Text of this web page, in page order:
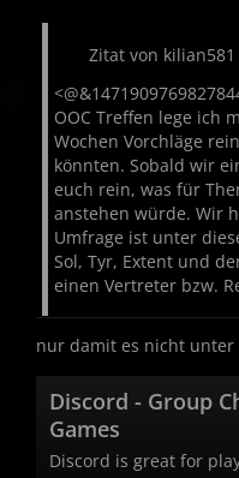
Zitat von kilian581
OOC Treffen lege ich
Wochen Vorchläge
könnten. Sobald wir
euch rein, was für
anstehen würde. Wir
Umfrage ist unter
Sol, Tyr, Extent und
einen Vertreter bzw.
nur damit es nicht unter
Discord - Group
Games
Discord is great for